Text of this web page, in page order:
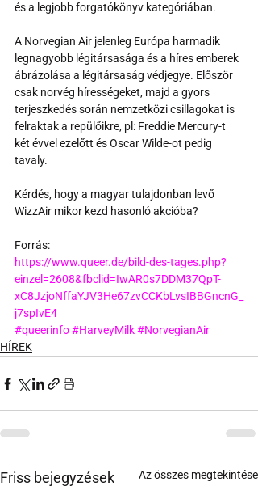
és a legjobb forgatókönyv kategóriában.
A Norvegian Air jelenleg Európa harmadik
legnagyobb légitársasága és a híres emberek
ábrázolása a légitársaság védjegye. Először
csak norvég hírességeket, majd a gyors
terjeszkedés során nemzetközi csillagokat is
felraktak a repülőikre, pl: Freddie Mercury-t
két évvel ezelőtt és Oscar Wilde-ot pedig
tavaly.
Kérdés, hogy a magyar tulajdonban levő
WizzAir mikor kezd hasonló akcióba?
Forrás:
https://www.queer.de/bild-des-tages.php?
einzel=2608&fbclid=IwAR0s7DDM37QpT-
xC8JzjoNffaYJV3He67zvCCKbLvsIBBGncnG_
j7spIvE4
#queerinfo#HarveyMilk#NorvegianAir
HÍREK
Friss bejegyzések Az összes megtekintése